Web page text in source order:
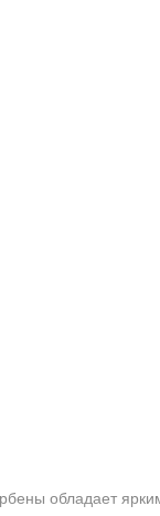
обладает